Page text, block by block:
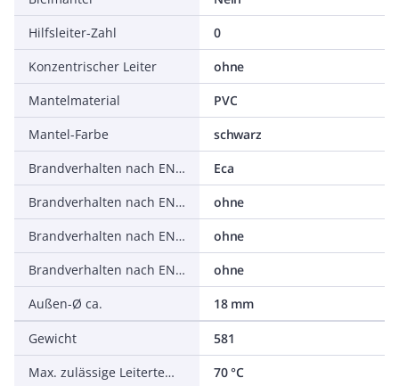
Hilfsleiter-Zahl
0
Konzentrischer Leiter
ohne
Mantelmaterial
PVC
Mantel-Farbe
schwarz
Brandverhalten nach EN 13501-6: Klasse
Eca
Brandverhalten nach EN 13501-6: Rauchentwicklung
ohne
Brandverhalten nach EN 13501-6: Abtropfverhalten
ohne
Brandverhalten nach EN 13501-6: Säureentwicklung
ohne
Außen-Ø ca.
18 mm
Gewicht
581
Max. zulässige Leitertemperatur
70 °C